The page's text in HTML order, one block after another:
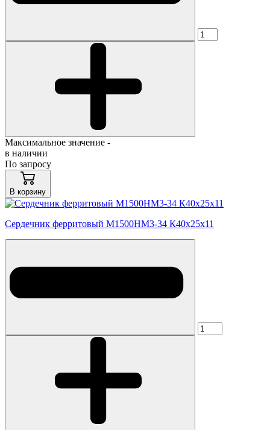
Максимальное значение -
в наличии
По запросу
В корзину
Сердечник ферритовый М1500НМ3-34 К40х25х11